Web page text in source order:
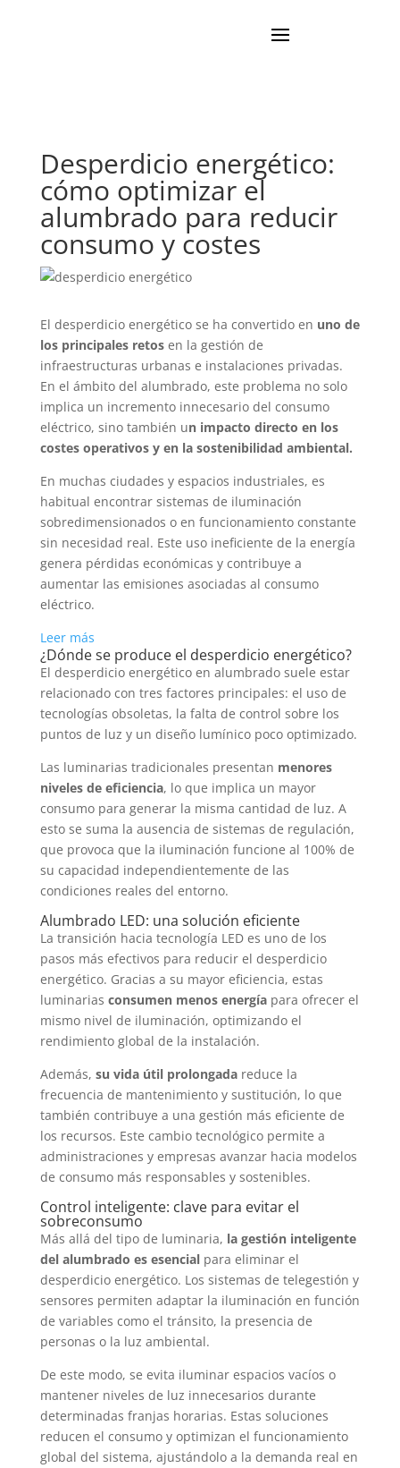
Desperdicio energético:
cómo optimizar el
alumbrado para reducir
consumo y costes
El desperdicio energético se ha convertido en uno de
los principales retos en la gestión de
infraestructuras urbanas e instalaciones privadas.
En el ámbito del alumbrado, este problema no solo
implica un incremento innecesario del consumo
eléctrico, sino también un impacto directo en los
costes operativos y en la sostenibilidad ambiental.
En muchas ciudades y espacios industriales, es
habitual encontrar sistemas de iluminación
sobredimensionados o en funcionamiento constante
sin necesidad real. Este uso ineficiente de la energía
genera pérdidas económicas y contribuye a
aumentar las emisiones asociadas al consumo
eléctrico.
Leer más:
Desperdicio
energético:
cómo
optimizar
el
alumbrado
para
consumo
costes
¿Dónde se produce el desperdicio energético?
El desperdicio energético en alumbrado suele estar
relacionado con tres factores principales: el uso de
tecnologías obsoletas, la falta de control sobre los
puntos de luz y un diseño lumínico poco optimizado.
Las luminarias tradicionales presentan menores
niveles de eficiencia, lo que implica un mayor
consumo para generar la misma cantidad de luz. A
esto se suma la ausencia de sistemas de regulación,
que provoca que la iluminación funcione al 100% de
su capacidad independientemente de las
condiciones reales del entorno.
Alumbrado LED: una solución eficiente
La transición hacia tecnología LED es uno de los
pasos más efectivos para reducir el desperdicio
energético. Gracias a su mayor eficiencia, estas
luminarias consumen menos energíapara ofrecer el
mismo nivel de iluminación, optimizando el
rendimiento global de la instalación.
Además, su vida útil prolongada reduce la
frecuencia de mantenimiento y sustitución, lo que
también contribuye a una gestión más eficiente de
los recursos. Este cambio tecnológico permite a
administraciones y empresas avanzar hacia modelos
de consumo más responsables y sostenibles.
Control inteligente: clave para evitar el
sobreconsumo
Más allá del tipo de luminaria, la gestión inteligente
del alumbrado es esencialpara eliminar el
desperdicio energético. Los sistemas de telegestión y
sensores permiten adaptar la iluminación en función
de variables como el tránsito, la presencia de
personas o la luz ambiental.
De este modo, se evita iluminar espacios vacíos o
mantener niveles de luz innecesarios durante
determinadas franjas horarias. Estas soluciones
reducen el consumo y optimizan el funcionamiento
global del sistema, ajustándolo a la demanda real en